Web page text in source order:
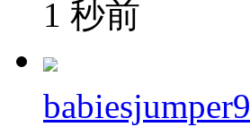
1 秒前
babiesjumper9